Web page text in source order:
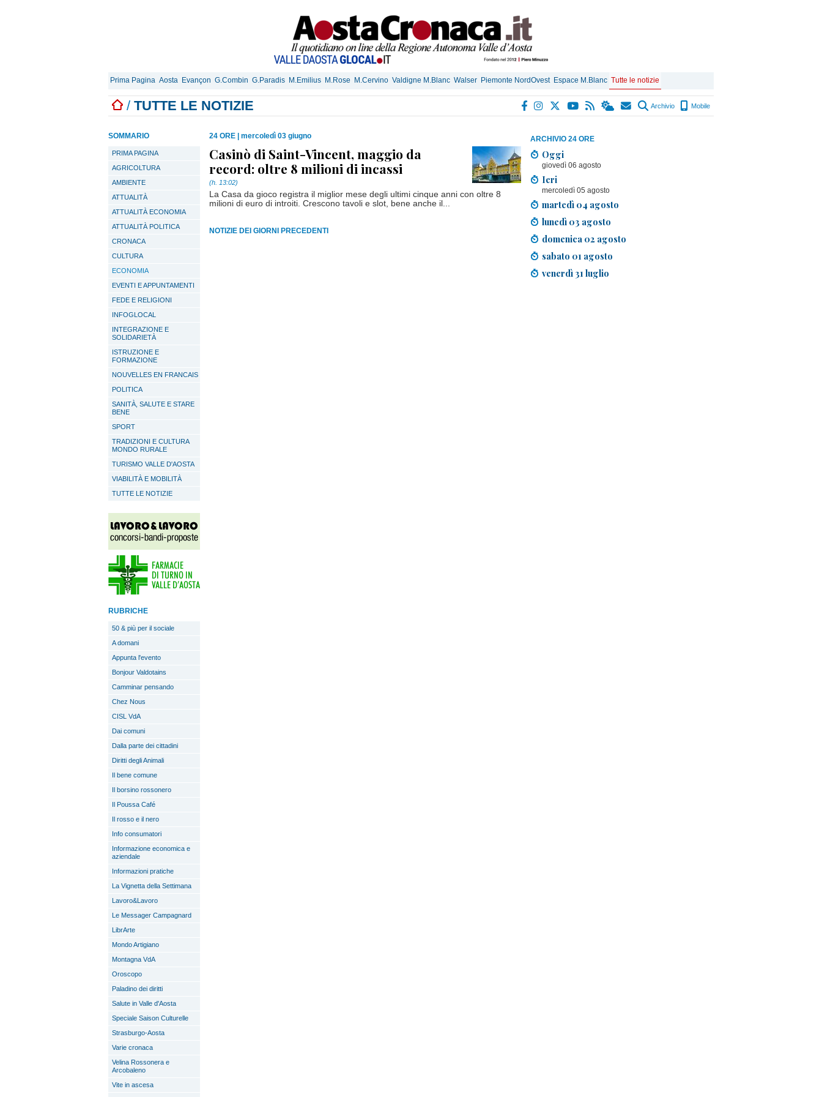
Prima Pagina Aosta Evançon G.Combin G.Paradis M.Emilius M.Rose M.Cervino Valdigne M.Blanc Walser Piemonte NordOvest Espace M.Blanc Tutte le notizie
/ TUTTE LE NOTIZIE Archivio Mobile
ARCHIVIO 24 ORE
Oggi
giovedì 06 agosto
Ieri
mercoledì 05 agosto
martedì 04 agosto
lunedì 03 agosto
domenica 02 agosto
sabato 01 agosto
venerdì 31 luglio
SOMMARIO
PRIMA PAGINA
AGRICOLTURA
AMBIENTE
ATTUALITÀ
ATTUALITÀ ECONOMIA
ATTUALITÀ POLITICA
CRONACA
CULTURA
ECONOMIA
EVENTI E APPUNTAMENTI
FEDE E RELIGIONI
INFOGLOCAL
INTEGRAZIONE E
SOLIDARIETÀ
ISTRUZIONE E
FORMAZIONE
NOUVELLES EN FRANCAIS
POLITICA
SANITÀ, SALUTE E STARE
BENE
SPORT
TRADIZIONI E CULTURA
MONDO RURALE
TURISMO VALLE D'AOSTA
VIABILITÀ E MOBILITÀ
TUTTE LE NOTIZIE
RUBRICHE
50 & più per il sociale
A domani
Appunta l'evento
Bonjour Valdotains
Camminar pensando
Chez Nous
CISL VdA
Dai comuni
Dalla parte dei cittadini
Diritti degli Animali
Il bene comune
Il borsino rossonero
Il Poussa Café
Il rosso e il nero
Info consumatori
Informazione economica e
aziendale
Informazioni pratiche
La Vignetta della Settimana
Lavoro&Lavoro
Le Messager Campagnard
LibrArte
Mondo Artigiano
Montagna VdA
Oroscopo
Paladino dei diritti
Salute in Valle d'Aosta
Speciale Saison Culturelle
Strasburgo-Aosta
Varie cronaca
Velina Rossonera e
Arcobaleno
Vite in ascesa
24 ORE mercoledì 03 giugno
Casinò di Saint-Vincent, maggio da
record: oltre 8 milioni di incassi
(h. 13:02)
La Casa da gioco registra il miglior mese degli ultimi cinque anni con oltre 8
milioni di euro di introiti. Crescono tavoli e slot, bene anche il...
NOTIZIE DEI GIORNI PRECEDENTI